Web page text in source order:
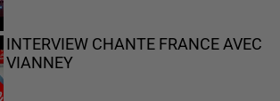
INTERVIEW CHANTE FRANCE AVEC
VIANNEY